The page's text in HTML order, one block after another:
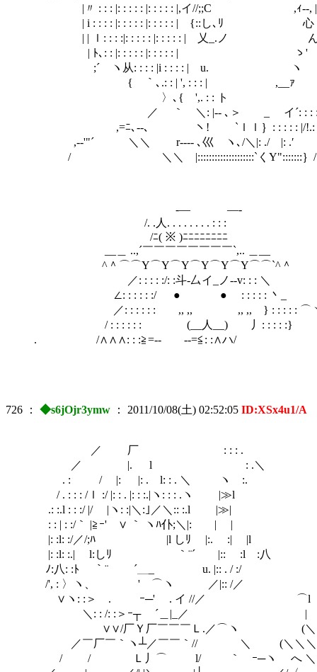
|〃 : : : |: : : : : |: : : : : |,イ//;;C ,ｨ‐-, |:
| i : : : : |: : : : : |: : : : : | {::し､ﾘ 心
| | ｌ: : : :|: : : : : |: : : : : | 乂_.ノ ん｝
| ﾄ､: : |: : : : : |: : : : : | ゝ' ｉ: :
;´ ヽ从: : : : |i : : : : | u. ヽ {:
{ ｀､.: : | ', : : : | ,__ｧ ハ: : :.′
〉､{ ',. : : ト ＜´: :
／ ｀ ＼: |‐- ､＞ _ イ´: : : : : :
,=ﾆ､‐-､ ヽ! `ｌｌ｝: : : : : |/!.: : /|:
,-‐'"´ ＼＼ r‐‐-- ､巛 ヽ､/＼|: ./ |: .′
/ ＼＼ |::::::::::::::::::::`くY":::::::｝/
-― ―-
/. .人. . . . . . . . : : :
/ﾆ( ※ )ﾆﾆﾆﾆﾆﾆﾆﾆ
__＿ ..,´￣￣￣￣￣￣￣￣`,.. ＿__
^＾⌒⌒Y⌒Y⌒Y⌒Y⌒Y⌒Y⌒⌒`^＾ 寝ると
／: : : : :/: :斗‐厶イ_ノ‐-v: : : ＼
∠: : : : : :/ ● ● : : : : : 丶_ まゆしぃが
／: : : : : :ゝ ,, ,, ,, ,, } : : : : : ⌒
/ : : : : : :ゞ (__人__) 丿: :
. /∧∧∧: :
726 ： ◆s6jOjr3ymw ： 2011/10/08(土) 02:52:05 ID:XSx4u1/A
／ 厂 : : : .
／ |. l : .＼
. : / |: |: . l: : . ＼ ヽ :.
/ . : : : /ｌ :/ |: : . |: : :.|ヽ: : : .ヽ |≫l
.: :.l : : :/ |/ |ヽ: :|＼:｣／＼:: :.l |≫| 外し
: : | : :/｀ |≧ｰ' ∨ ｀ ヽﾊ仆;＼|: | |
|: :l: :/／/;ﾊ |l しﾘ |:. :| |l 私があれ
|: :l: :.| l:しﾘ ｀¨´ |:: :l :八
ﾉ:八: :ﾄ ｀¨ ´＿_ u. |:: . / :/
/', : 〉ヽ、 ' ⌒ヽ ／|:: /
∨ヽ: :＞ . ｰ─' . イ //／ ⌒l ＼＼ 決して
＼: : /: :＞ｰ┬ ´＿|_／ | (
∨∨/厂Ｙ厂￣￣￣Ｌ.／⌒ヽ (＼
／￣厂￣｀ヽ┴／￣￣｀// ＼ (＼＼
/ / Ｌ丿⌒ l/ ｀ ｰ─ヽ へ ＼